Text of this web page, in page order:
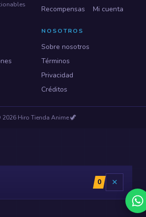
Recompensas
Mi cuenta
NOSOTROS
Sobre nosotros
Términos
Privacidad
Créditos
2026 Hiro Tienda Anime🦖
0 ✕